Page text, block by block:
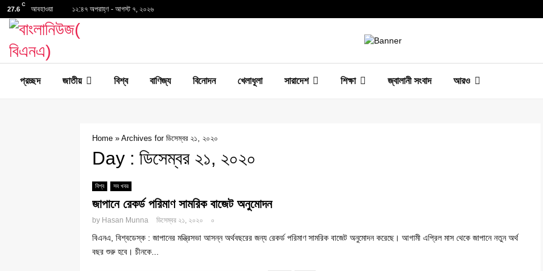
27.6
C
আবহাওয়া ১২:৪৭ অপরাহ্ণ - আগস্ট ৭, ২০২৬
প্রচ্ছদ জাতীয় বিশ্ব বাণিজ্য বিনোদন খেলাধূলা সারাদেশ শিক্ষা জ্বালানী সংবাদ আরও
Home » Archives for ডিসেম্বর ২১, ২০২০
Day : ডিসেম্বর ২১, ২০২০
বিশ্ব সব খবর
জাপানে রেকর্ড পরিমাণ সামরিক বাজেট অনুমোদন
by Hasan Munna ডিসেম্বর ২১, ২০২০ ০
বিএনএ, বিশ্বডেস্ক : জাপানের মন্ত্রিসভা আসন্ন অর্থবছরের জন্য রেকর্ড পরিমাণ সামরিক বাজেট অনুমোদন করেছে। আগামী এপ্রিল মাস থেকে জাপানে নতুন অর্থ
বছর শুরু হবে। চীনকে...